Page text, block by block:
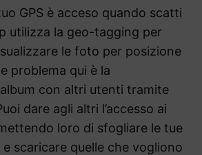
GPS è acceso quando scatti
utilizza la geo-tagging per
le foto per posizione
problema qui è la
con altri utenti tramite
dare agli altri l’accesso ai
loro di sfogliare le tue
scaricare quelle che vogliono